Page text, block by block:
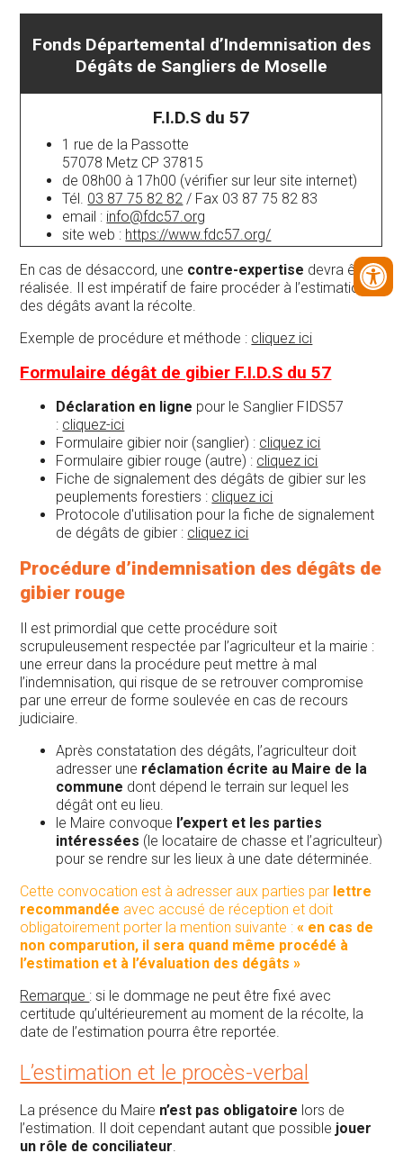
Fonds Départemental d’Indemnisation des
Dégâts de Sangliers de Moselle
F.I.D.S du 57
1 rue de la Passotte
57078 Metz CP 37815
de 08h00 à 17h00 (vérifier sur leur site internet)
Tél. 03 87 75 82 82 / Fax 03 87 75 82 83
email : info@fdc57.org
site web : https://www.fdc57.org/
En cas de désaccord, une contre-expertise devra être
réalisée. Il est impératif de faire procéder à l’estimation
des dégâts avant la récolte.
Exemple de procédure et méthode : cliquez ici
Formulaire dégât de gibier F.I.D.S du 57
Déclaration en ligne pour le Sanglier FIDS57
: cliquez-ici
Formulaire gibier noir (sanglier) : cliquez ici
Formulaire gibier rouge (autre) : cliquez ici
Fiche de signalement des dégâts de gibier sur les
peuplements forestiers : cliquez ici
Protocole d'utilisation pour la fiche de signalement
de dégâts de gibier : cliquez ici
Procédure d’indemnisation des dégâts de
gibier rouge
Il est primordial que cette procédure soit
scrupuleusement respectée par l’agriculteur et la mairie :
une erreur dans la procédure peut mettre à mal
l’indemnisation, qui risque de se retrouver compromise
par une erreur de forme soulevée en cas de recours
judiciaire.
Après constatation des dégâts, l’agriculteur doit
adresser une réclamation écrite au Maire de la
commune dont dépend le terrain sur lequel les
dégât ont eu lieu.
le Maire convoque l’expert et les parties
intéressées (le locataire de chasse et l’agriculteur)
pour se rendre sur les lieux à une date déterminée.
Cette convocation est à adresser aux parties par lettre
recommandée avec accusé de réception et doit
obligatoirement porter la mention suivante :« en cas de
non comparution, il sera quand même procédé à
l’estimation et à l’évaluation des dégâts »
Remarque : si le dommage ne peut être fixé avec
certitude qu’ultérieurement au moment de la récolte, la
date de l’estimation pourra être reportée.
L’estimation et le procès-verbal
La présence du Maire n’est pas obligatoire lors de
l’estimation. Il doit cependant autant que possible jouer
un rôle de conciliateur